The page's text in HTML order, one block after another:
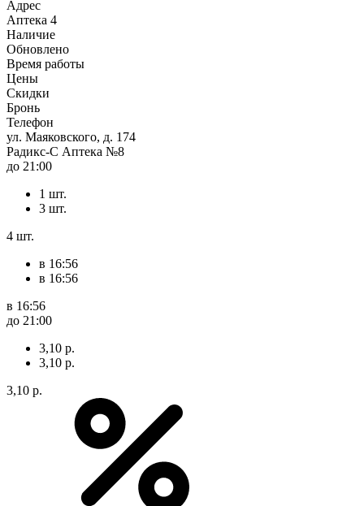
Адрес
Аптека 4
Наличие
Обновлено
Время работы
Цены
Скидки
Бронь
Телефон
ул. Маяковского, д. 174
Радикс-С Аптека №8
до 21:00
1 шт.
3 шт.
4 шт.
в 16:56
в 16:56
в 16:56
до 21:00
3,10 р.
3,10 р.
3,10 р.